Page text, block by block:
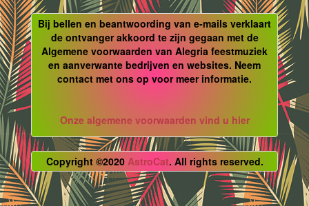
Bij bellen en beantwoording van e-mails verklaart
de ontvanger akkoord te zijn gegaan met de
Algemene voorwaarden van Alegria feestmuziek
en aanverwante bedrijven en websites. Neem
contact met ons op voor meer informatie.
Onze algemene voorwaarden vind u hier
Copyright ©2020 AstroCat. All rights reserved.